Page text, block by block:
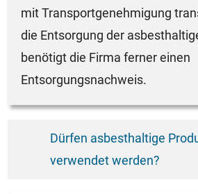
mit Transportgenehmigung
die Entsorgung der
benötigt die Firma ferner einen
Entsorgungsnachweis.
Dürfen asbesthaltige
verwendet werden?